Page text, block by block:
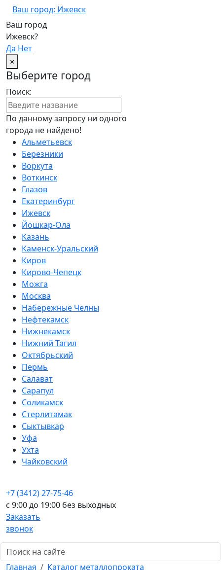
Ваш город: Ижевск
Ваш город
Ижевск?
Да Нет
×
Выберите город
Поиск:
По данному запросу ни одного
города не найдено!
Альметьевск
Березники
Воркута
Воткинск
Глазов
Екатеринбург
Ижевск
Йошкар-Ола
Казань
Каменск-Уральский
Киров
Кирово-Чепецк
Можга
Москва
Набережные Челны
Нефтекамск
Нижнекамск
Нижний Тагил
Октябрьский
Пермь
Салават
Сарапул
Соликамск
Стерлитамак
Сыктывкар
Уфа
Ухта
Чайковский
+7 (3412) 27-75-46
c 9:00 до 19:00 без выходных
Заказать
звонок
Главная
Каталог металлопроката